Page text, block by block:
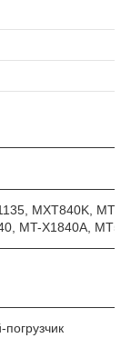
MXT840K, MT-
MT-X1840A,